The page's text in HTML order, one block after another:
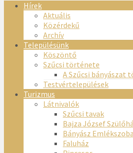
Hírek
Aktuális
Közérdekű
Archív
Településünk
Köszöntő
Szűcsi története
A Szűcsi bányászat
Testvértelepülések
Turizmus
Látnivalók
Szűcsi tavak
Bajza József
Bányász Emlékszoba
Faluház